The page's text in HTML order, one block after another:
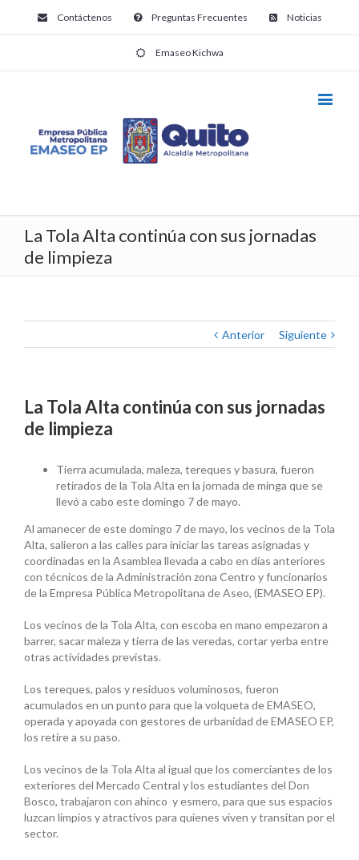
Contáctenos Preguntas Frecuentes Noticias
Emaseo Kichwa
La Tola Alta continúa con sus jornadas
de limpieza
Anterior Siguiente
La Tola Alta continúa con sus jornadas
de limpieza
Tierra acumulada, maleza, tereques y basura, fueron
retirados de la Tola Alta en la jornada de minga que se
llevó a cabo este domingo 7 de mayo.
Al amanecer de este domingo 7 de mayo, los vecinos de la Tola
Alta, salieron a las calles para iniciar las tareas asignadas y
coordinadas en la Asamblea llevada a cabo en días anteriores
con técnicos de la Administración zona Centro y funcionarios
de la Empresa Pública Metropolitana de Aseo, (EMASEO EP).
Los vecinos de la Tola Alta, con escoba en mano empezaron a
barrer, sacar maleza y tierra de las veredas, cortar yerba entre
otras actividades previstas.
Los tereques, palos y residuos voluminosos, fueron
acumulados en un punto para que la volqueta de EMASEO,
operada y apoyada con gestores de urbanidad de EMASEO EP,
los retire a su paso.
Los vecinos de la Tola Alta al igual que los comerciantes de los
exteriores del Mercado Central y los estudiantes del Don
Bosco, trabajaron con ahínco y esmero, para que sus espacios
luzcan limpios y atractivos para quienes viven y transitan por el
sector.